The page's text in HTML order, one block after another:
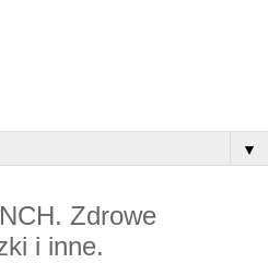
▼
Zdrowe
i inne.